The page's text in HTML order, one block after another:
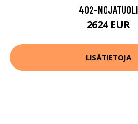
402-NOJATUOLI
2624 EUR
LISÄTIETOJA